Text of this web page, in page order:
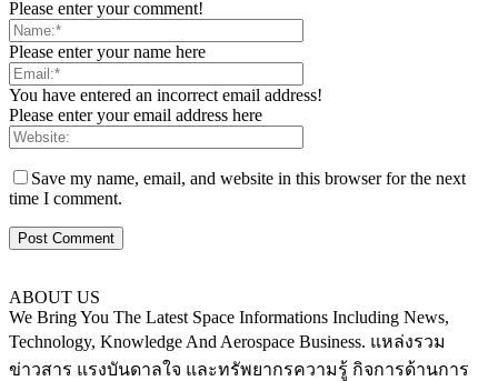
Please enter your comment!
Please enter your name here
You have entered an incorrect email address!
Please enter your email address here
Save my name, email, and website in this browser for the next
time I comment.
ABOUT US
We Bring You The Latest Space Informations Including News,
Technology, Knowledge And Aerospace Business. แหล่งรวม
ข่าวสาร แรงบันดาลใจ และทรัพยากรความรู้ กิจการด้านการ